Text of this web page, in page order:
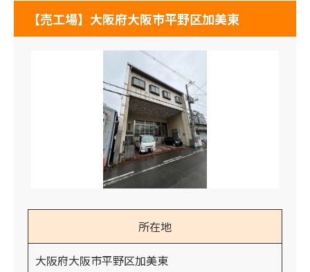
【売工場】大阪府大阪市平野区加美東
所在地
大阪府大阪市平野区加美東